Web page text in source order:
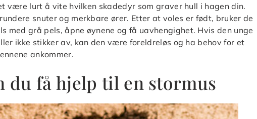
være lurt å vite hvilken skadedyr som graver hull i hagen din.
snuter og merkbare ører. Etter at voles er født, bruker de
med grå pels, åpne øynene og få uavhengighet. Hvis den unge
ikke stikker av, kan den være foreldreløs og ha behov for et
ankommer.
du få hjelp til en stormus